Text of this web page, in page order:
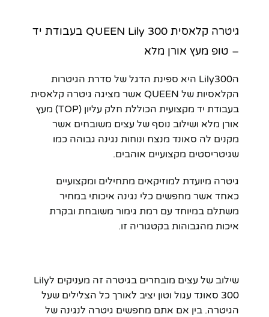
גיטרה קלאסית QUEEN Lily 300 בעבודת יד
– טופ מעץ אורן מלא
הLily300 היא ספינת הדגל של סדרת הגיטרות
הקלאסיות של QUEEN אשר מציגה גיטרה קלאסית
בעבודת יד מקצועית הכוללת חלק עליון (TOP) מעץ
אורן מלא ושילוב נוסף של עצים משובחים אשר
מקנים לה סאונד מנצח ונוחות נגינה גבוהה כמו
שגיטריסטים מקצועיים אוהבים.
גיטרה מיועדת למוזיקאים מתחילים ומקצועיים
כאחד אשר מחפשים כלי נגינה איכותי במחיר
משתלם במיוחד עם רמת גימור משובחת ובקרת
איכות מהגבוהות בקטגוריה זו.
שילוב של עצים מובחרים בגיטרה זה מעניקים לLily
300 סאונד עגול וטון יציב לאורך כל הצלילים שעל
הגיטרה. בין אם אתם מחפשים גיטרה לנגינה של